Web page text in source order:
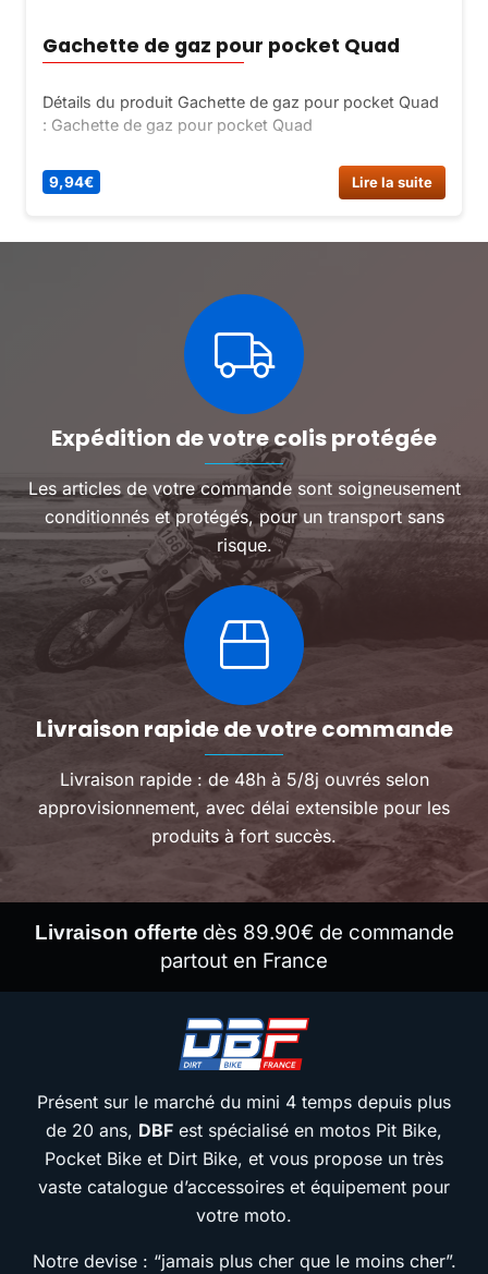
Gachette de gaz pour pocket Quad
Détails du produit Gachette de gaz pour pocket Quad
: Gachette de gaz pour pocket Quad
9,94€ Lire la suite
Expédition de votre colis protégée
Les articles de votre commande sont soigneusement
conditionnés et protégés, pour un transport sans
risque.
Livraison rapide de votre commande
Livraison rapide : de 48h à 5/8j ouvrés selon
approvisionnement, avec délai extensible pour les
produits à fort succès.
Livraison offerte dès 89.90€ de commande
partout en France
Présent sur le marché du mini 4 temps depuis plus
de 20 ans, DBF est spécialisé en motos Pit Bike,
Pocket Bike et Dirt Bike, et vous propose un très
vaste catalogue d’accessoires et équipement pour
votre moto.
Notre devise : “jamais plus cher que le moins cher”.